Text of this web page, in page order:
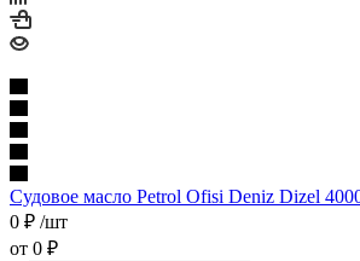
Судовое масло Petrol Ofisi Deniz Dizel
0 ₽ /шт
от 0 ₽